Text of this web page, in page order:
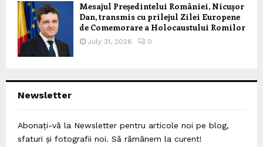
Mesajul Președintelui României, Nicușor
Dan, transmis cu prilejul Zilei Europene
de Comemorare a Holocaustului Romilor
July 31, 2026 0
Newsletter
Abonați-vă la Newsletter pentru articole noi pe blog,
sfaturi și fotografii noi. Să rămânem la curent!